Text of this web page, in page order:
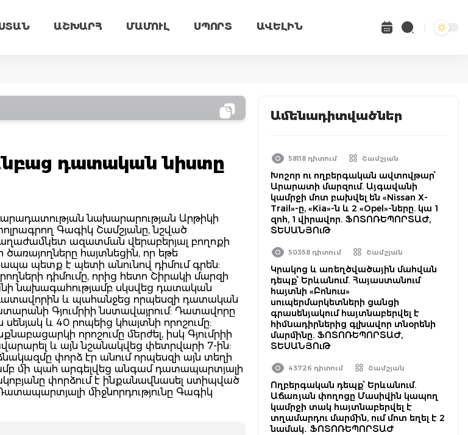
ԱՇԽԱՐՀ ՄԱՄՈՒԼ ՍՊՈՐՏ ԱՎԵԼԻՆ
դատական նիստը
նախարարության Արթիկի
Գագիկ Շամշյանը, նշված
ազատման վերաբերյալ բողոքի
հայտնեցին, որ եթե
ապա պետք է պետի անունով դիմում գրեն:
դիմումը, որից հետո Շիրակի մարզի
նախագահությամբ սկսվեց դատական
և պահանջեց որպեսզի դատական
Գյումրիի նստավայրում: Դատավորը
և 40 րոպեից կհայտնի որոշումը:
որոշումը մերժել, իսկ Գյումրիի
և այն նշանակվեց փետրվարի 7-ին:
փորձ էր անում որպեսզի այն տեղի
մի պահ արգելվեց անգամ դատապարտյալի
փորձում է ինքանավնասել ստիպված
միջնորդությունը Գագիկ
Ամենադիտվածներ
58118 դիտում Շամշյան
Խոշոր ու ողբերգական ավտովթար՝
Արարատի մարզում. Այգավանի
կամրջի մոտ բախվել են «Nissan X-
Trail»-ը, «Kia»-ն և 2 «Opel»-ները. կա 1
զոհ, 1 վիրավոր. ՖՈՏՈՌԵՊՈՐՏԱԺ,
ՏԵՍԱՆՅՈւԹ
50358 դիտում Շամշյան
Կրակոց և առեղծվածային մահվան
դեպք՝ Երևանում. Հայաստանում
հայտնի «Բոնուս»
սուպերմարկետների ցանցի
գրասենյակում հայտնաբերվել է
հիմնադիրներից գլխավոր տնօրենի
մարմինը. ՖՈՏՈՌԵՊՈՐՏԱԺ,
ՏԵՍԱՆՅՈւԹ
43726 դիտում Շամշյան
Ողբերգական դեպք՝ Երևանում.
Աճառյան փողոցը Մասիվին կապող
կամրջի տակ հայտնաբերվել է
տղամարդու մարմին, ում մոտ եղել է 2
նամակ․ ՖՈՏՈՌԵՊՈՐՏԱԺ